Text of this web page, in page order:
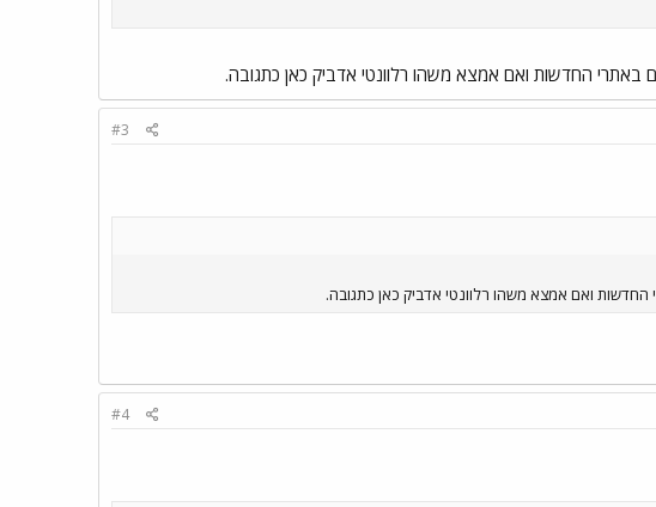
החדשות ואם אמצא משהו רלוונטי אדביק כאן כתגובה.
#3
ואם אמצא משהו רלוונטי אדביק כאן כתגובה.
#4